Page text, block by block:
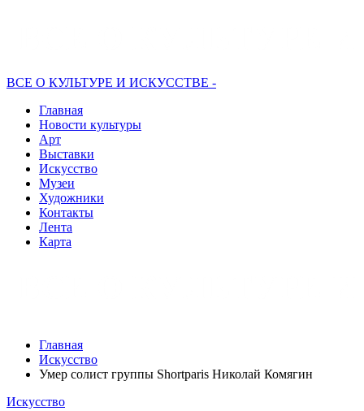
ВСЕ О КУЛЬТУРЕ И ИСКУССТВЕ -
Главная
Новости культуры
Арт
Выставки
Искусство
Музеи
Художники
Контакты
Лента
Карта
Главная
Искусство
Умер солист группы Shortparis Николай Комягин
Искусство